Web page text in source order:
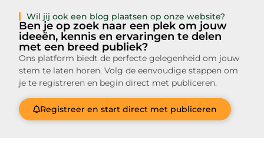
Wil jij ook een blog plaatsen op onze website?
Ben je op zoek naar een plek om jouw
ideeën, kennis en ervaringen te delen
met een breed publiek?
Ons platform biedt de perfecte gelegenheid om jouw
stem te laten horen. Volg de eenvoudige stappen om
je te registreren en begin direct met publiceren.
Registreer en start direct met publiceren